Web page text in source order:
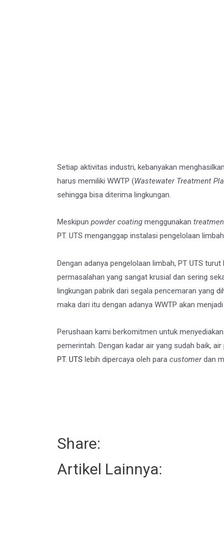
Setiap aktivitas industri, kebanyakan
harus memiliki WWTP (Wastewater Treatment
sehingga bisa diterima lingkungan.
Meskipun powder coating menggunakan
PT. UTS menganggap instalasi pengelolaan
Dengan adanya pengelolaan limbah, PT UTS
permasalahan yang sangat krusial dan sering
lingkungan pabrik dari segala pencemaran yang
maka dari itu dengan adanya WWTP akan
Perushaan kami berkomitmen untuk
pemerintah. Dengan kadar air yang sudah baik,
PT. UTS lebih dipercaya oleh para customerdan
Share:
Artikel Lainnya: